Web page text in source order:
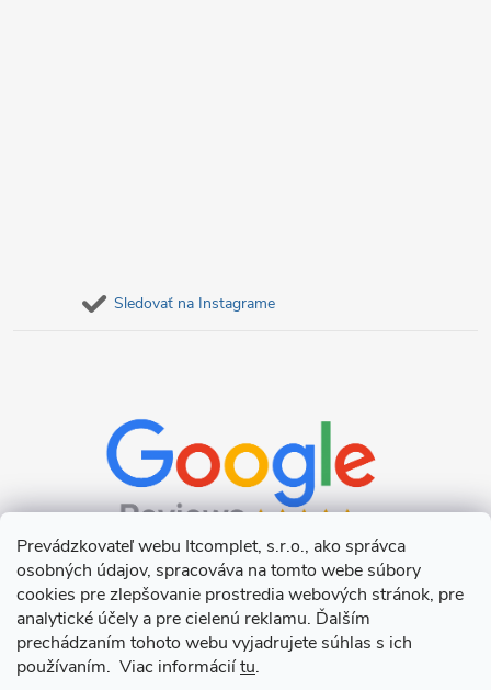
Prevádzkovateľ webu Itcomplet, s.r.o., ako správca
osobných údajov, spracováva na tomto webe súbory
cookies pre zlepšovanie prostredia webových stránok, pre
analytické účely a pre cielenú reklamu. Ďalším
prechádzaním tohoto webu vyjadrujete súhlas s ich
používaním. Viac informáciítu.
Sledovať na Instagrame